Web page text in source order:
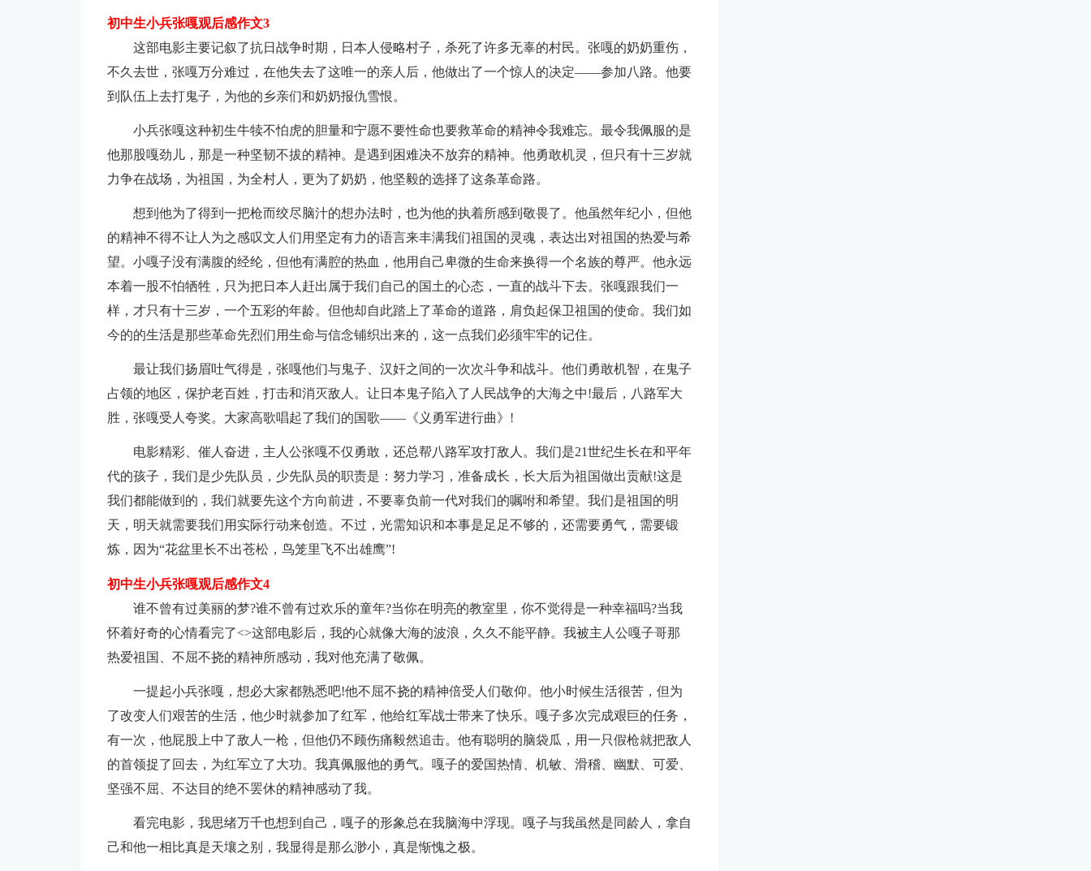
初中生小兵张嘎观后感作文3
这部电影主要记叙了抗日战争时期，日本人侵略村子，杀死了许多无辜的村民。张嘎的奶奶重伤，
不久去世，张嘎万分难过，在他失去了这唯一的亲人后，他做出了一个惊人的决定——参加八路。他要
到队伍上去打鬼子，为他的乡亲们和奶奶报仇雪恨。
小兵张嘎这种初生牛犊不怕虎的胆量和宁愿不要性命也要救革命的精神令我难忘。最令我佩服的是
他那股嘎劲儿，那是一种坚韧不拔的精神。是遇到困难决不放弃的精神。他勇敢机灵，但只有十三岁就
力争在战场，为祖国，为全村人，更为了奶奶，他坚毅的选择了这条革命路。
想到他为了得到一把枪而绞尽脑汁的想办法时，也为他的执着所感到敬畏了。他虽然年纪小，但他
的精神不得不让人为之感叹文人们用坚定有力的语言来丰满我们祖国的灵魂，表达出对祖国的热爱与希
望。小嘎子没有满腹的经纶，但他有满腔的热血，他用自己卑微的生命来换得一个名族的尊严。他永远
本着一股不怕牺牲，只为把日本人赶出属于我们自己的国土的心态，一直的战斗下去。张嘎跟我们一
样，才只有十三岁，一个五彩的年龄。但他却自此踏上了革命的道路，肩负起保卫祖国的使命。我们如
今的的生活是那些革命先烈们用生命与信念铺织出来的，这一点我们必须牢牢的记住。
最让我们扬眉吐气得是，张嘎他们与鬼子、汉奸之间的一次次斗争和战斗。他们勇敢机智，在鬼子
占领的地区，保护老百姓，打击和消灭敌人。让日本鬼子陷入了人民战争的大海之中!最后，八路军大
胜，张嘎受人夸奖。大家高歌唱起了我们的国歌——《义勇军进行曲》!
电影精彩、催人奋进，主人公张嘎不仅勇敢，还总帮八路军攻打敌人。我们是21世纪生长在和平年
代的孩子，我们是少先队员，少先队员的职责是：努力学习，准备成长，长大后为祖国做出贡献!这是
我们都能做到的，我们就要先这个方向前进，不要辜负前一代对我们的嘱咐和希望。我们是祖国的明
天，明天就需要我们用实际行动来创造。不过，光需知识和本事是足足不够的，还需要勇气，需要锻
炼，因为“花盆里长不出苍松，鸟笼里飞不出雄鹰”!
初中生小兵张嘎观后感作文4
谁不曾有过美丽的梦?谁不曾有过欢乐的童年?当你在明亮的教室里，你不觉得是一种幸福吗?当我
怀着好奇的心情看完了<>这部电影后，我的心就像大海的波浪，久久不能平静。我被主人公嘎子哥那
热爱祖国、不屈不挠的精神所感动，我对他充满了敬佩。
一提起小兵张嘎，想必大家都熟悉吧!他不屈不挠的精神倍受人们敬仰。他小时候生活很苦，但为
了改变人们艰苦的生活，他少时就参加了红军，他给红军战士带来了快乐。嘎子多次完成艰巨的任务，
有一次，他屁股上中了敌人一枪，但他仍不顾伤痛毅然追击。他有聪明的脑袋瓜，用一只假枪就把敌人
的首领捉了回去，为红军立了大功。我真佩服他的勇气。嘎子的爱国热情、机敏、滑稽、幽默、可爱、
坚强不屈、不达目的绝不罢休的精神感动了我。
看完电影，我思绪万千也想到自己，嘎子的形象总在我脑海中浮现。嘎子与我虽然是同龄人，拿自
己和他一相比真是天壤之别，我显得是那么渺小，真是惭愧之极。